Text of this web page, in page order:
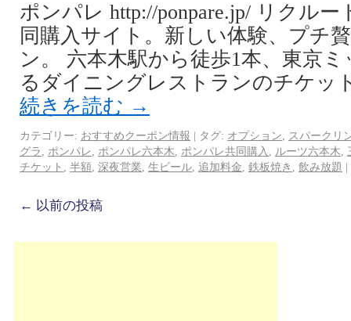
ポンパレ http://ponpare.jp/ リクル
同購入サイト。新しい体験、プチ
ン。 六本木駅から徒歩1本、東京
るダイニングレストランのチケッ
続きを読む →
カテゴリー: おすすめクーポン情報 | タグ: オプション
スパークリ
グラ
ポンパレ ポンパレ六本木 ポンパレ共同購入 ルーツ六本木
チケット
半額 深夜営業 生ビール 追加料金 鉄板焼き 飲み放題 |
← 以前の投稿